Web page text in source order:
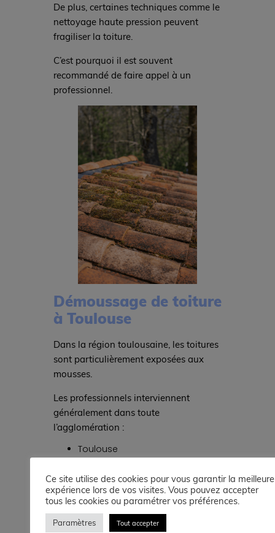
De plus, certaines techniques comme le
nettoyage haute pression peuvent
fragiliser la toiture.
C’est pourquoi il est souvent
recommandé de faire appel à un
professionnel.
Démoussage de toiture
à Toulouse
Dans la région toulousaine, les toitures
sont particulièrement exposées aux
mousses.
Les professionnels interviennent
généralement dans toute
l’agglomération :
Toulouse
Balma
L’Union
Castanet-Tolosan
Ramonville
Labège
Blagnac
Ce site utilise des cookies pour vous garantir la meilleure
expérience lors de vos visites. Vous pouvez accepter
tous les cookies ou paramétrer vos préférences.
Paramètres Tout accepter